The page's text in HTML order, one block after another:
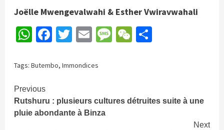
Joëlle Mwengevalwahi & Esther Vwiravwahali
WhatsApp
Facebook
Twitter
EmailMessage
WeChat
Tags: Butembo, Immondices
Continue
Reading
Previous
Rutshuru : plusieurs cultures détruites suite à une
pluie abondante à Binza
Next